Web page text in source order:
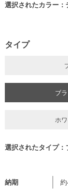
納期
選択されたカラー
タイプ
ブ
ホ
選択されたタイプ